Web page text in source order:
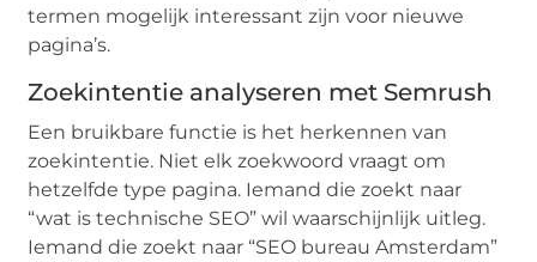
termen mogelijk interessant zijn voor nieuwe
pagina’s.
Zoekintentie analyseren met Semrush
Een bruikbare functie is het herkennen van
zoekintentie. Niet elk zoekwoord vraagt om
hetzelfde type pagina. Iemand die zoekt naar
“wat is technische SEO” wil waarschijnlijk uitleg.
Iemand die zoekt naar “SEO bureau Amsterdam”